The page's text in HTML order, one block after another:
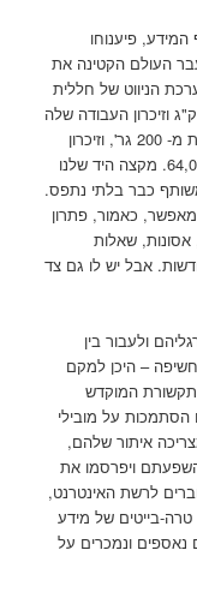
המידע, פיענוחו
העולם הקטינה את
הניווט של חללית
אפולו, פאר היצירה של אותה תקופה שקלה 32 ק"ג וזיכרון העבודה שלה
היה 64KB RAM. בימינו הטלפונים שוקלים פחות מ- 200 גר', וזיכרון
העבודה שלהם הוא בממוצע 4GB RAM, פי 64,000. מקצה היד שלנו
כבר בלתי נתפס.
כאמור, פתרון
אסונות, שאלות
אבל יש לו גם צד
ולעבור בין
– היכן למקם
המוקדש
הסתמכות על מובילי
איתור שלהם,
ויפרסמו את
לרשת האינטרנט,
בייטים של מידע
ונמכרים על